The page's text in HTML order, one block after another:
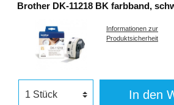
Brother DK-11218 BK farbband,
Informationen zur
Produktsicherheit
In den